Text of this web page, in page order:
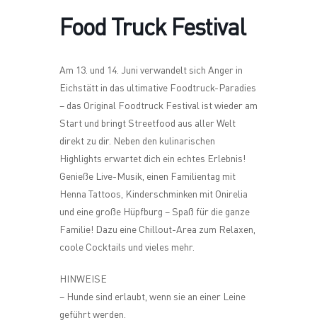
Food Truck Festival
Am 13. und 14. Juni verwandelt sich Anger in
Eichstätt in das ultimative Foodtruck-Paradies
– das Original Foodtruck Festival ist wieder am
Start und bringt Streetfood aus aller Welt
direkt zu dir. Neben den kulinarischen
Highlights erwartet dich ein echtes Erlebnis!
Genieße Live-Musik, einen Familientag mit
Henna Tattoos, Kinderschminken mit Onirelia
und eine große Hüpfburg – Spaß für die ganze
Familie! Dazu eine Chillout-Area zum Relaxen,
coole Cocktails und vieles mehr.
HINWEISE
– Hunde sind erlaubt, wenn sie an einer Leine
geführt werden.